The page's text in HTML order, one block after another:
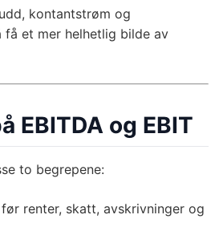
kontantstrøm og
få et mer helhetlig bilde av
EBITDA og EBIT
to begrepene:
renter, skatt, avskrivninger og